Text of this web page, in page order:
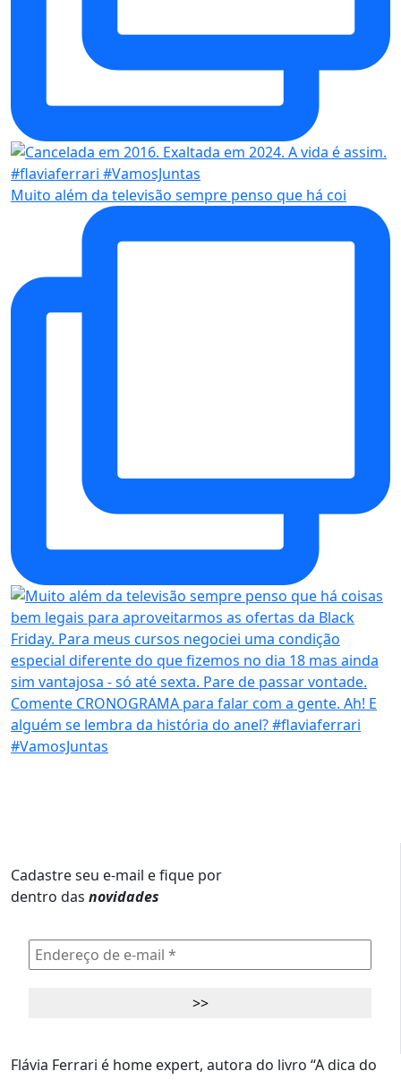
Muito além da televisão sempre penso que há coi
Cadastre seu e-mail e fique por
dentro das novidades
Flávia Ferrari é home expert, autora do livro “A dica do